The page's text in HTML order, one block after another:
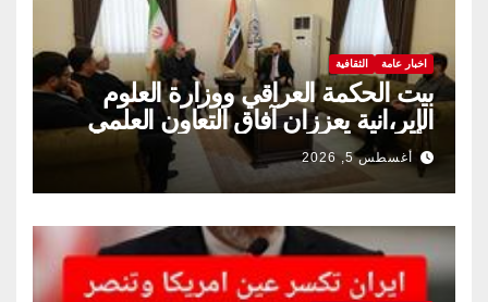
اخبار عامة الثقافية
بيت الحكمة العراقي ووزارة العلوم
الإير،انية يعززان آفاق التعاون العلمي
والثقافي.
أغسطس 5, 2026